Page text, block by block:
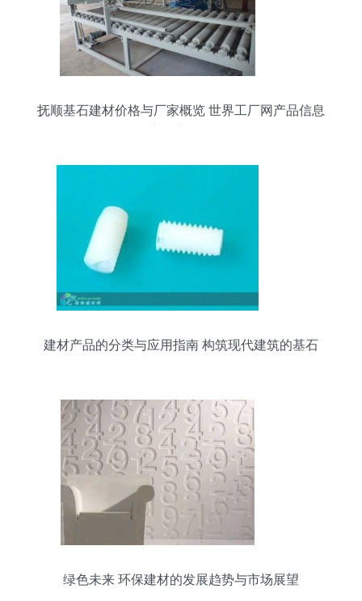
抚顺基石建材价格与厂家概览 世界工厂网产品信息
建材产品的分类与应用指南 构筑现代建筑的基石
绿色未来 环保建材的发展趋势与市场展望